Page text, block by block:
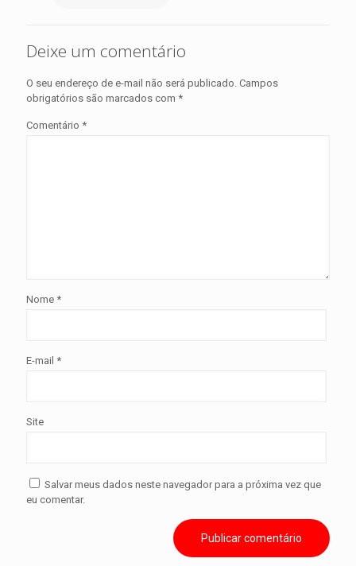
Deixe um comentário
O seu endereço de e-mail não será publicado. Campos
obrigatórios são marcados com *
Comentário *
Nome *
E-mail *
Site
Salvar meus dados neste navegador para a próxima vez que
eu comentar.